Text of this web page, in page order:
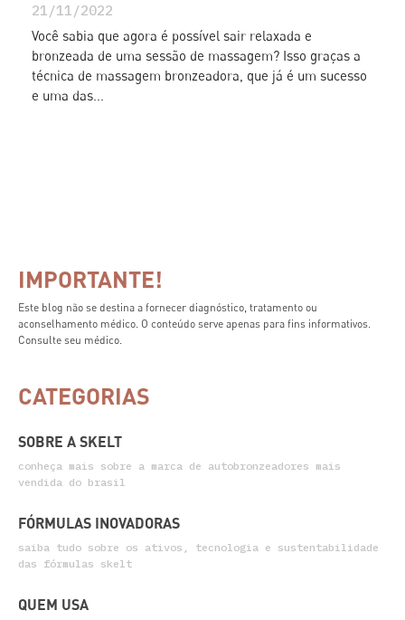
21/11/2022
Você sabia que agora é possível sair relaxada e
bronzeada de uma sessão de massagem? Isso graças a
técnica de massagem bronzeadora, que já é um sucesso
e uma das...
IMPORTANTE!
Este blog não se destina a fornecer diagnóstico, tratamento ou
aconselhamento médico. O conteúdo serve apenas para fins informativos.
Consulte seu médico.
CATEGORIAS
SOBRE A SKELT
conheça mais sobre a marca de autobronzeadores mais
vendida do brasil
FÓRMULAS INOVADORAS
saiba tudo sobre os ativos, tecnologia e sustentabilidade
das fórmulas skelt
QUEM USA